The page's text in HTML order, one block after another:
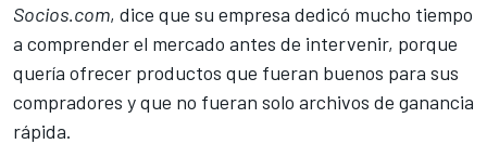
Socios.com, dice que su empresa dedicó mucho tiempo
a comprender el mercado antes de intervenir, porque
quería ofrecer productos que fueran buenos para sus
compradores y que no fueran solo archivos de ganancia
rápida.